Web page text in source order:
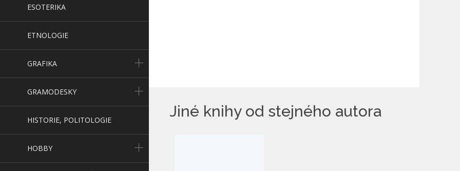
ESOTERIKA
ETNOLOGIE
GRAFIKA
GRAMODESKY
HISTORIE, POLITOLOGIE
HOBBY
Jiné knihy od stejného autora